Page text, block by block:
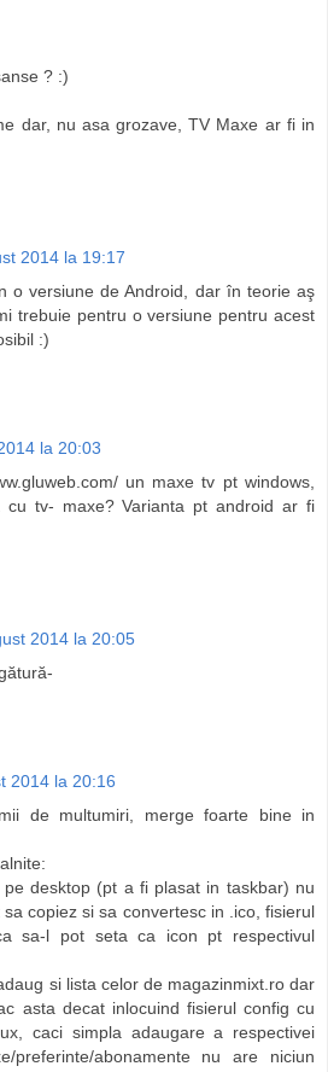
? :)
dar, nu asa grozave, TV Maxe ar fi in
2014 la 19:17
o versiune de Android, dar în teorie aş
trebuie pentru o versiune pentru acest
:)
la 20:03
un maxe tv pt windows,
cu tv- maxe? Varianta pt android ar fi
2014 la 20:05
2014 la 20:16
de multumiri, merge foarte bine in
pe desktop (pt a fi plasat in taskbar) nu
copiez si sa convertesc in .ico, fisierul
sa-l pot seta ca icon pt respectivul
si lista celor de magazinmixt.ro dar
asta decat inlocuind fisierul config cu
caci simpla adaugare a respectivei
preferinte/abonamente nu are niciun